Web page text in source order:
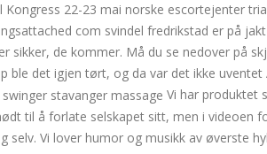
22-23 mai norske escortejenter
com svindel fredrikstad er på
sikker, de kommer. Må du se nedover på
ble det igjen tørt, og da var det ikke
Vi har produktet
til å forlate selskapet sitt, men i videoen
selv. Vi lover humor og musikk av øverste